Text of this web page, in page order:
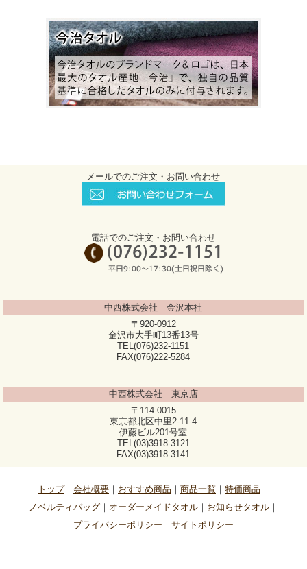
メールでのご注文・お問い合わせ
電話でのご注文・お問い合わせ
中西株式会社 金沢本社
〒920-0912
金沢市大手町13番13号
TEL(076)232-1151
FAX(076)222-5284
中西株式会社 東京店
〒114-0015
東京都北区中里2-11-4
伊藤ビル201号室
TEL(03)3918-3121
FAX(03)3918-3141
トップ 会社概要 おすすめ商品 商品一覧
特価商品
ノベルティバッグ
オーダーメイドタオル
お知らせタオル
プライバシーポリシー
サイトポリシー